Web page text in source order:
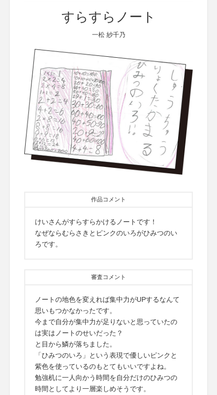
すらすらノート
一松 紗千乃
作品コメント
けいさんがすらすらかけるノートです！
なぜならむらさきとピンクのいろがひみつのい
ろです。
審査コメント
ノートの地色を変えれば集中力がUPするなんて
思いもつかなかったです。
今まで自分が集中力が足りないと思っていたの
は実はノートのせいだった？
と目から鱗が落ちました。
「ひみつのいろ」という表現で優しいピンクと
紫色を使っているのもとてもいいですよね。
勉強机に一人向かう時間を自分だけのひみつの
時間としてより一層楽しめそうです。